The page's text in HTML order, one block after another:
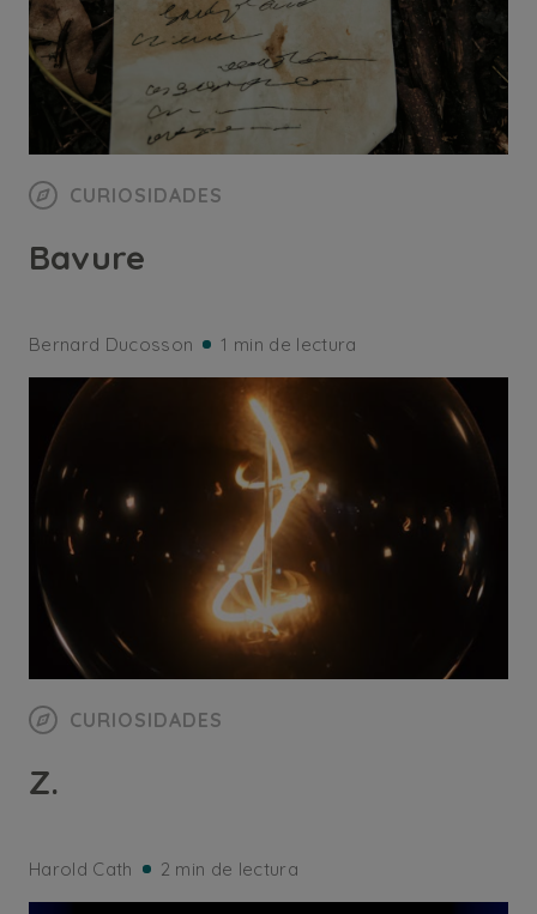
CURIOSIDADES
Bavure
Bernard Ducosson 1 min de lectura
CURIOSIDADES
Z.
Harold Cath 2 min de lectura